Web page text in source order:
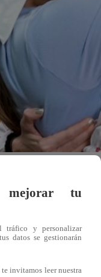
de “
El Gran
sentenciadas
mejorar tu
tráfico y personalizar
tus datos se gestionarán
invitamos leer nuestra